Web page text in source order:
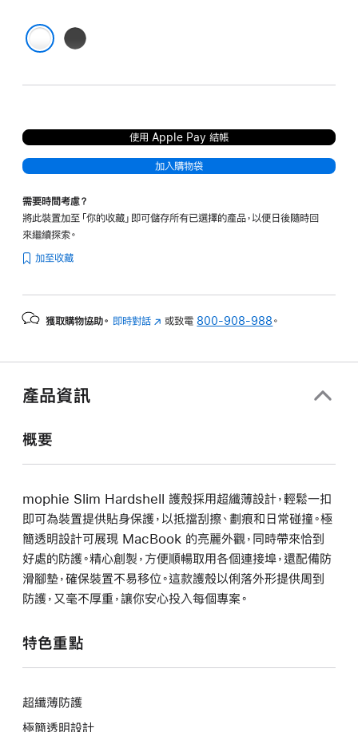
灰
使用 Apple Pay 結帳
加入購物袋
需要時間考慮？
將此裝置加至「你的收藏」即可儲存所有已選擇的產品，以便日後隨時回
來繼續探索。
加至收藏
獲取購物協助。 即時對話 (以 或致電 800-908-988 。
產品資訊
概要
mophie Slim Hardshell 護殼採用超纖薄設計，輕鬆一扣
即可為裝置提供貼身保護，以抵擋刮擦、劃痕和日常碰撞。極
簡透明設計可展現 MacBook 的亮麗外觀，同時帶來恰到
好處的防護。精心創製，方便順暢取用各個連接埠，還配備防
滑腳墊，確保裝置不易移位。這款護殼以俐落外形提供周到
防護，又毫不厚重，讓你安心投入每個專案。
特色重點
超纖薄防護
極簡透明設計